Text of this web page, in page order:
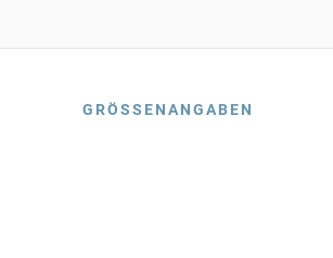
GRÖSSENANGABEN